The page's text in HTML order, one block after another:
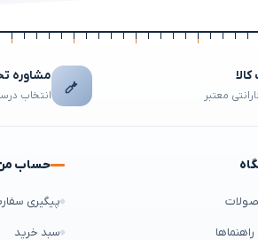
معتبر
مشاوره
انتخاب
حساب
پیگیری
سبد خرید